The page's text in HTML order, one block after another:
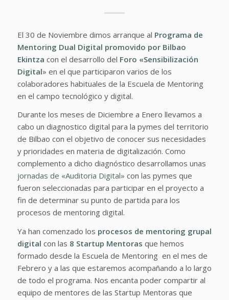
El 30 de Noviembre dimos arranque al Programa de
Mentoring Dual Digital promovido por Bilbao
Ekintza con el desarrollo del Foro «Sensibilización
Digital» en el que participaron varios de los
colaboradores habituales de la Escuela de Mentoring
en el campo tecnológico y digital.
Durante los meses de Diciembre a Enero llevamos a
cabo un diagnostico digital para la pymes del territorio
de Bilbao con el objetivo de conocer sus necesidades
y prioridades en materia de digitalización. Como
complemento a dicho diagnóstico desarrollamos unas
jornadas de «Auditoria Digital» con las pymes que
fueron seleccionadas para participar en el proyecto a
fin de determinar su punto de partida para los
procesos de mentoring digital.
Ya han comenzado los procesos de mentoring grupal
digital con las 8 Startup Mentoras que hemos
formado desde la Escuela de Mentoring en el mes de
Febrero y a las que estaremos acompañando a lo largo
de todo el programa. Nos encanta poder compartir al
equipo de mentores de las Startup Mentoras que